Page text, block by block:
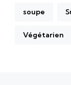
soupe
Végétarien